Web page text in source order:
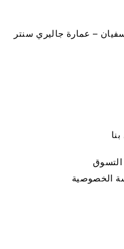
– عمارة جاليري سنتر
الخصوصية